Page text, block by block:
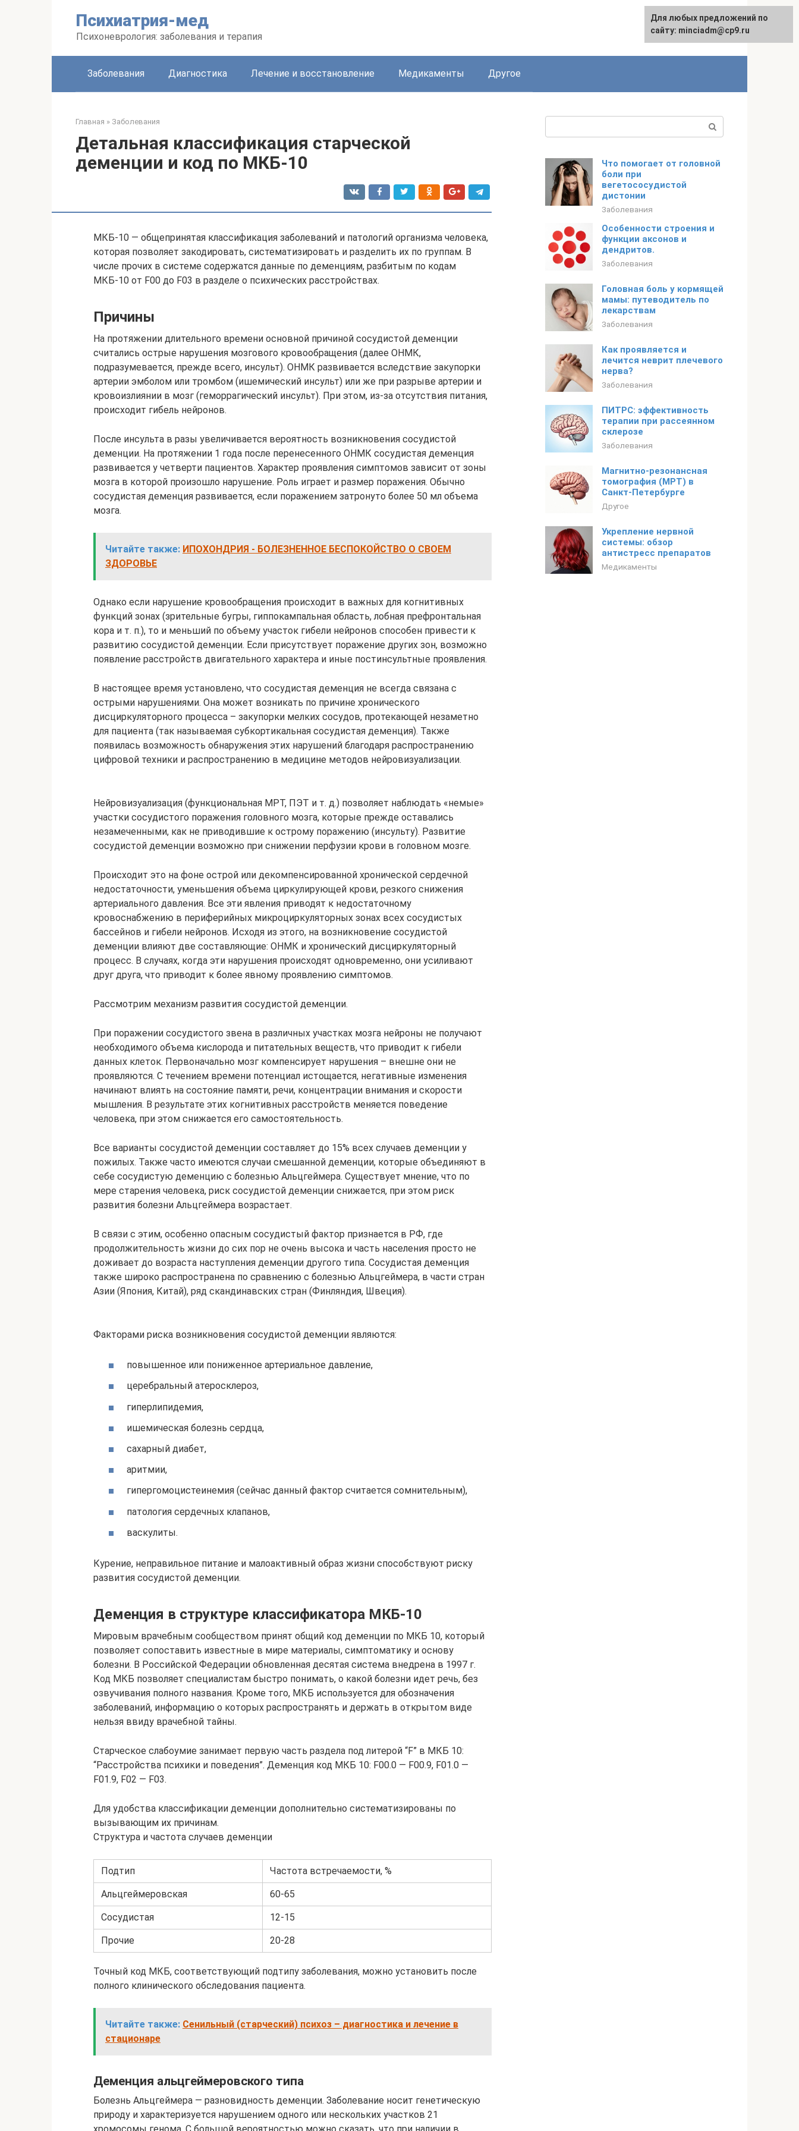
Психиатрия-мед
Психоневрология: заболевания и терапия
Заболевания Диагностика Лечение и восстановление Медикаменты Другое
Главная » Заболевания
Детальная классификация старческой
деменции и код по МКБ-10
МКБ-10 ― общепринятая классификация заболеваний и патологий организма человека,
которая позволяет закодировать, систематизировать и разделить их по группам. В
числе прочих в системе содержатся данные по деменциям, разбитым по кодам
МКБ-10 от F00 до F03 в разделе о психических расстройствах.
Причины
На протяжении длительного времени основной причиной сосудистой деменции
считались острые нарушения мозгового кровообращения (далее ОНМК,
подразумевается, прежде всего, инсульт). ОНМК развивается вследствие закупорки
артерии эмболом или тромбом (ишемический инсульт) или же при разрыве артерии и
кровоизлиянии в мозг (геморрагический инсульт). При этом, из-за отсутствия питания,
происходит гибель нейронов.
После инсульта в разы увеличивается вероятность возникновения сосудистой
деменции. На протяжении 1 года после перенесенного ОНМК сосудистая деменция
развивается у четверти пациентов. Характер проявления симптомов зависит от зоны
мозга в которой произошло нарушение. Роль играет и размер поражения. Обычно
сосудистая деменция развивается, если поражением затронуто более 50 мл объема
мозга.
Читайте также: ИПОХОНДРИЯ - БОЛЕЗНЕННОЕ БЕСПОКОЙСТВО О СВОЕМ
ЗДОРОВЬЕ
Однако если нарушение кровообращения происходит в важных для когнитивных
функций зонах (зрительные бугры, гиппокампальная область, лобная префронтальная
кора и т. п.), то и меньший по объему участок гибели нейронов способен привести к
развитию сосудистой деменции. Если присутствует поражение других зон, возможно
появление расстройств двигательного характера и иные постинсультные проявления.
В настоящее время установлено, что сосудистая деменция не всегда связана с
острыми нарушениями. Она может возникать по причине хронического
дисциркуляторного процесса – закупорки мелких сосудов, протекающей незаметно
для пациента (так называемая субкортикальная сосудистая деменция). Также
появилась возможность обнаружения этих нарушений благодаря распространению
цифровой техники и распространению в медицине методов нейровизуализации.
Нейровизуализация (функциональная МРТ, ПЭТ и т. д.) позволяет наблюдать «немые»
участки сосудистого поражения головного мозга, которые прежде оставались
незамеченными, как не приводившие к острому поражению (инсульту). Развитие
сосудистой деменции возможно при снижении перфузии крови в головном мозге.
Происходит это на фоне острой или декомпенсированной хронической сердечной
недостаточности, уменьшения объема циркулирующей крови, резкого снижения
артериального давления. Все эти явления приводят к недостаточному
кровоснабжению в периферийных микроциркуляторных зонах всех сосудистых
бассейнов и гибели нейронов. Исходя из этого, на возникновение сосудистой
деменции влияют две составляющие: ОНМК и хронический дисциркуляторный
процесс. В случаях, когда эти нарушения происходят одновременно, они усиливают
друг друга, что приводит к более явному проявлению симптомов.
Рассмотрим механизм развития сосудистой деменции.
При поражении сосудистого звена в различных участках мозга нейроны не получают
необходимого объема кислорода и питательных веществ, что приводит к гибели
данных клеток. Первоначально мозг компенсирует нарушения – внешне они не
проявляются. С течением времени потенциал истощается, негативные изменения
начинают влиять на состояние памяти, речи, концентрации внимания и скорости
мышления. В результате этих когнитивных расстройств меняется поведение
человека, при этом снижается его самостоятельность.
Все варианты сосудистой деменции составляет до 15% всех случаев деменции у
пожилых. Также часто имеются случаи смешанной деменции, которые объединяют в
себе сосудистую деменцию с болезнью Альцгеймера. Существует мнение, что по
мере старения человека, риск сосудистой деменции снижается, при этом риск
развития болезни Альцгеймера возрастает.
В связи с этим, особенно опасным сосудистый фактор признается в РФ, где
продолжительность жизни до сих пор не очень высока и часть населения просто не
доживает до возраста наступления деменции другого типа. Сосудистая деменция
также широко распространена по сравнению с болезнью Альцгеймера, в части стран
Азии (Япония, Китай), ряд скандинавских стран (Финляндия, Швеция).
Факторами риска возникновения сосудистой деменции являются:
повышенное или пониженное артериальное давление,
церебральный атеросклероз,
гиперлипидемия,
ишемическая болезнь сердца,
сахарный диабет,
аритмии,
гипергомоцистеинемия (сейчас данный фактор считается сомнительным),
патология сердечных клапанов,
васкулиты.
Курение, неправильное питание и малоактивный образ жизни способствуют риску
развития сосудистой деменции.
Деменция в структуре классификатора МКБ-10
Мировым врачебным сообществом принят общий код деменции по МКБ 10, который
позволяет сопоставить известные в мире материалы, симптоматику и основу
болезни. В Российской Федерации обновленная десятая система внедрена в 1997 г.
Код МКБ позволяет специалистам быстро понимать, о какой болезни идет речь, без
озвучивания полного названия. Кроме того, МКБ используется для обозначения
заболеваний, информацию о которых распространять и держать в открытом виде
нельзя ввиду врачебной тайны.
Старческое слабоумие занимает первую часть раздела под литерой “F” в МКБ 10:
“Расстройства психики и поведения”. Деменция код МКБ 10: F00.0 ― F00.9, F01.0 ―
F01.9, F02 ― F03.
Для удобства классификации деменции дополнительно систематизированы по
вызывающим их причинам.
Структура и частота случаев деменции
Подтип Частота встречаемости, %
Альцгеймеровская 60-65
Сосудистая 12-15
Прочие 20-28
Точный код МКБ, соответствующий подтипу заболевания, можно установить после
полного клинического обследования пациента.
Читайте также: Сенильный (старческий) психоз – диагностика и лечение в
стационаре
Деменция альцгеймеровского типа
Болезнь Альцгеймера ― разновидность деменции. Заболевание носит генетическую
природу и характеризуется нарушением одного или нескольких участков 21
Что помогает от головной
боли при
вегетососудистой
дистонии
Заболевания
Особенности строения и
функции аксонов и
дендритов.
Заболевания
Головная боль у кормящей
мамы: путеводитель по
лекарствам
Заболевания
Как проявляется и
лечится неврит плечевого
нерва?
Заболевания
ПИТРС: эффективность
терапии при рассеянном
склерозе
Заболевания
Магнитно-резонансная
томография (МРТ) в
Санкт-Петербурге
Другое
Укрепление нервной
системы: обзор
антистресс препаратов
Медикаменты
Для любых предложений по
сайту: minciadm@cp9.ru